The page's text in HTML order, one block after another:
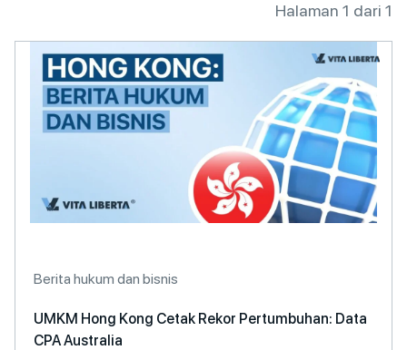
Halaman 1 dari 1
Berita hukum dan bisnis
UMKM Hong Kong Cetak Rekor Pertumbuhan: Data
CPA Australia